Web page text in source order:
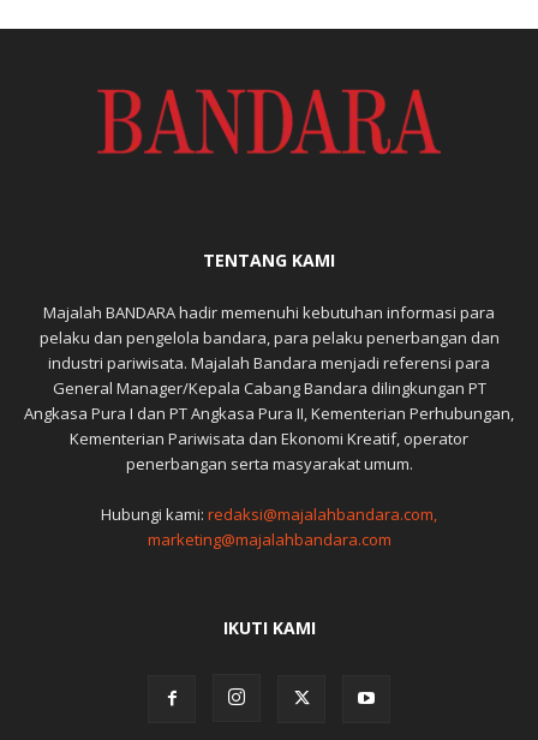
TENTANG KAMI
Majalah BANDARA hadir memenuhi kebutuhan informasi para
pelaku dan pengelola bandara, para pelaku penerbangan dan
industri pariwisata. Majalah Bandara menjadi referensi para
General Manager/Kepala Cabang Bandara dilingkungan PT
Angkasa Pura I dan PT Angkasa Pura II, Kementerian Perhubungan,
Kementerian Pariwisata dan Ekonomi Kreatif, operator
penerbangan serta masyarakat umum.
Hubungi kami: redaksi@majalahbandara.com,
marketing@majalahbandara.com
IKUTI KAMI